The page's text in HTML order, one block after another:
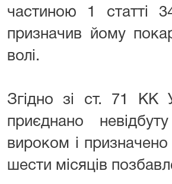
частиною 1 статті
призначив йому
волі.
Згідно зі ст. 71 КК
приєднано
вироком і призначено
шести місяців